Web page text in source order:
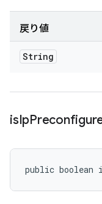
戻り値
String
isIp
public boolean